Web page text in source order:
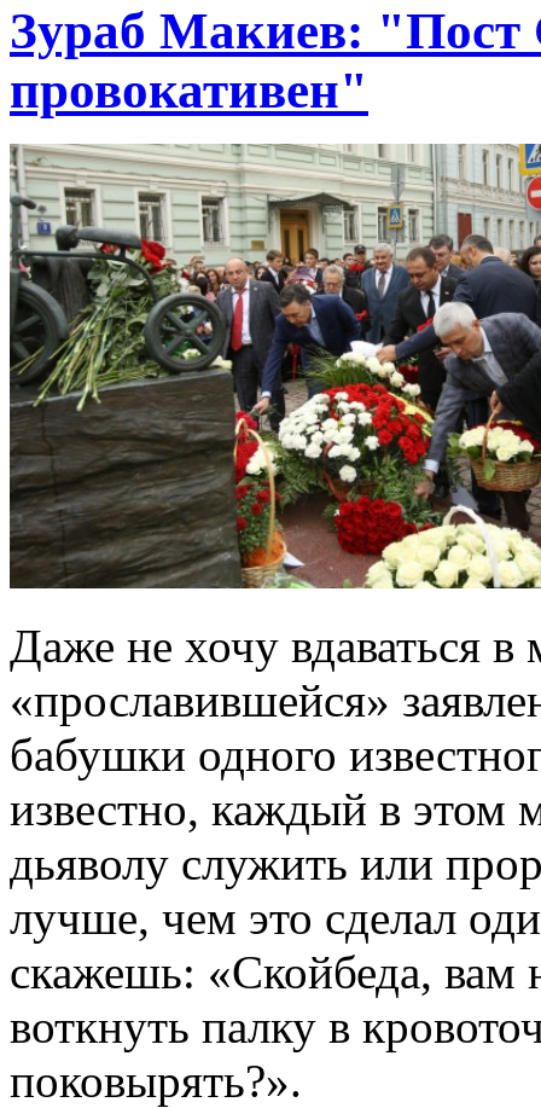
Зураб Макиев: "Пост
провокативен"
Даже не хочу вдаваться
«прославившейся»
бабушки одного
известно, каждый в этом
дьяволу служить или
лучше, чем это сделал
скажешь: «Скойбеда, вам
воткнуть палку в
поковырять?».